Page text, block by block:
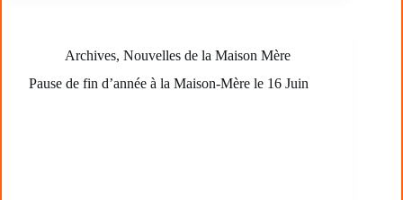
Archives, Nouvelles de la Maison Mère
Pause de fin d’année à la Maison-Mère le 16 Juin